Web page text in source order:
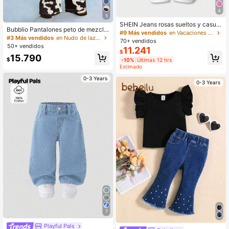
5
Bubblio Pantalones peto de mezclill
a holgados con estampado de vaca
y decoración de moño grande para
#3 Más vendidos
en Nudo de lazo Denim para niñas
50+ vendidos
$15.790
0-3 Years
7
Playful Pals
4
SHEIN Jeans rosas sueltos y casual
es con bordado de corazón para be
bé niña
#9 Más vendidos
en Vacaciones Denim para niñas
70+ vendidos
$11.241
-10% Últimas 12 hrs
Estimado
0-3 Years